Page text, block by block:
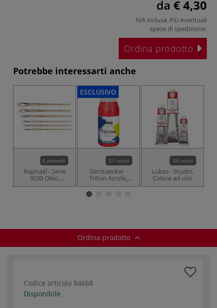
da € 4,30
IVA inclusa. Più eventuali
spese di spedizione.
Ordina prodotto
Potrebbe interessarti anche
6 pennelli
Raphaël - Serie
3630 Oléo,
pennello piatto
ESCLUSIVO
61 colori
Gerstaecker -
Triton Acrylic,
Colore acrilico
48 colori
Lukas - Studio,
Colore ad olio
Ordina prodotto
Codice articolo 84668
Disponibile